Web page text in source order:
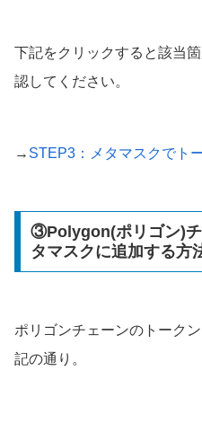
下記をクリックすると該当
認してください。
→ STEP3：メタマスクでト
③Polygon(ポリゴン)チ
タマスクに追加する方
ポリゴンチェーンのトーク
記の通り。